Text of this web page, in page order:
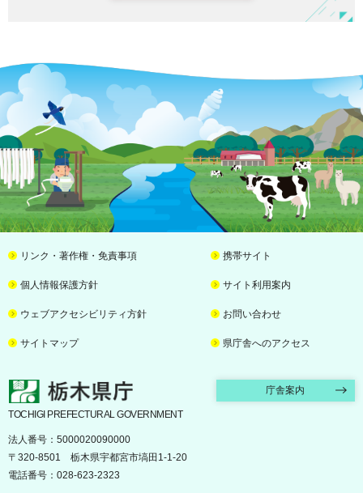
リンク・著作権・免責事項 携帯サイト
個人情報保護方針 サイト利用案内
ウェブアクセシビリティ方針 お問い合わせ
サイトマップ 県庁舎へのアクセス
栃木県庁 庁舎案内
TOCHIGI PREFECTURAL GOVERNMENT
法人番号：5000020090000
〒320-8501 栃木県宇都宮市塙田1-1-20
電話番号：028-623-2323